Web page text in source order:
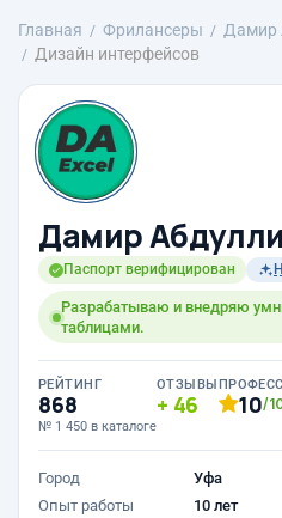
Главная Фрилансеры Дамир
Дизайн интерфейсов
Дамир
Паспорт верифицирован
Разрабатываю и внедряю
таблицами.
РЕЙТИНГ
868
№ 1 450 в каталоге
ОТЗЫВЫ
46 10/
Город
Уфа
Опыт работы
10 лет